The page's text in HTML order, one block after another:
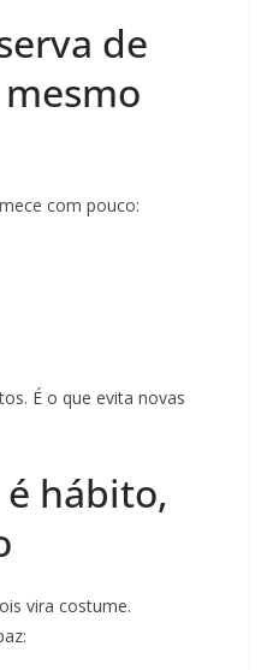
de
com pouco:
É o que evita novas
hábito,
vira costume.